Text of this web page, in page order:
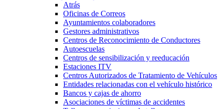
Atrás
Oficinas de Correos
Ayuntamientos colaboradores
Gestores administrativos
Centros de Reconocimiento de Conductores
Autoescuelas
Centros de sensibilización y reeducación
Estaciones ITV
Centros Autorizados de Tratamiento de Vehículos
Entidades relacionadas con el vehículo histórico
Bancos y cajas de ahorro
Asociaciones de víctimas de accidentes